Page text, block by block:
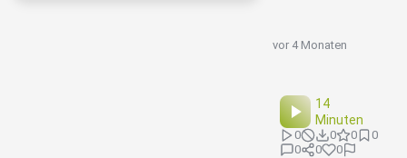
vor 4 Monaten
14
Minuten
0 0 0
0
0
0 0